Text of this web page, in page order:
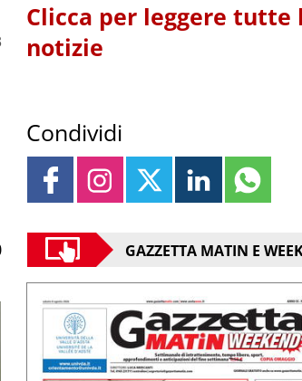
Clicca per leggere tutte
notizie
Condividi
GAZZETTA MATIN E